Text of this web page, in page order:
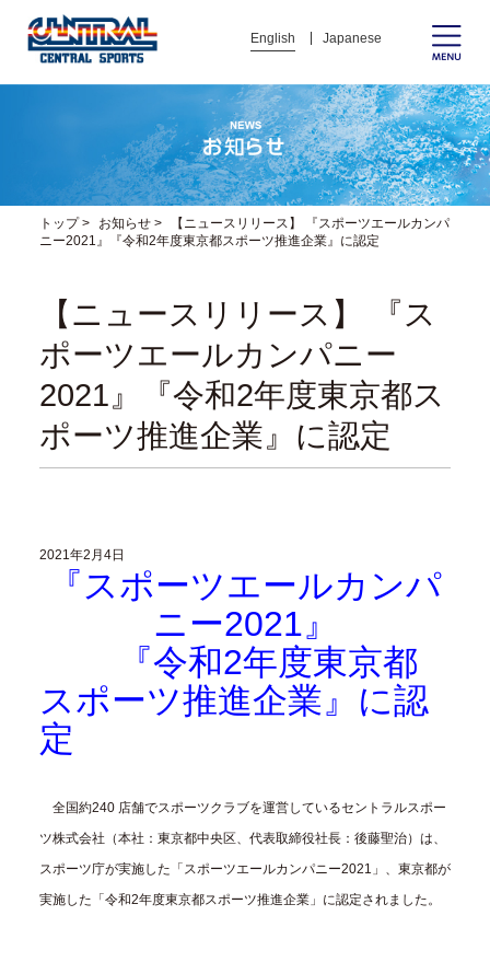
English Japanese
トップ> お知らせ>
【ニュースリリース】 『スポーツエールカンパ
ニー2021』『令和2年度東京都スポーツ推進企業』に認定
【ニュースリリース】 『ス
ポーツエールカンパニー
2021』『令和2年度東京都ス
ポーツ推進企業』に認定
2021年2月4日
『スポーツエールカンパ
ニー2021』
『令和2年度東京都
スポーツ推進企業』に認
定
全国約240 店舗でスポーツクラブを運営しているセントラルスポー
ツ株式会社（本社：東京都中央区、代表取締役社長：後藤聖治）は、
スポーツ庁が実施した「スポーツエールカンパニー2021」、東京都が
実施した「令和2年度東京都スポーツ推進企業」に認定されました。